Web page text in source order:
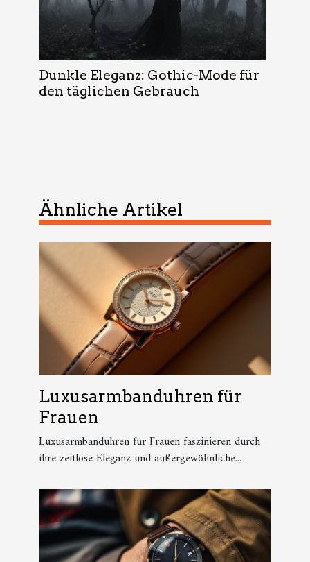
Dunkle Eleganz: Gothic-Mode für
den täglichen Gebrauch
Ähnliche Artikel
Luxusarmbanduhren für
Frauen
Luxusarmbanduhren für Frauen faszinieren durch
ihre zeitlose Eleganz und außergewöhnliche...